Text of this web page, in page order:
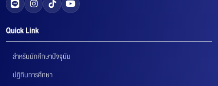
Quick Link
สำหรับนักศึกษาปัจจุบัน
ปฏิทินการศึกษา